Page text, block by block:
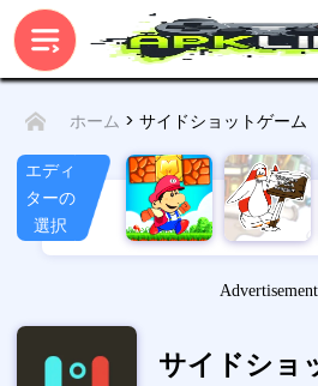
ホーム > サイドショットゲーム
エディ
ターの
選択
サイドショ
Advertisement